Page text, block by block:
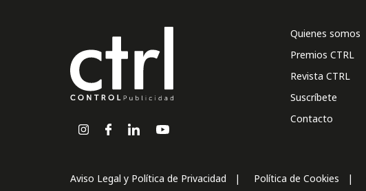
Quienes somos
Premios CTRL
Revista CTRL
Suscríbete
Contacto
Aviso Legal y Política de Privacidad Política de Cookies